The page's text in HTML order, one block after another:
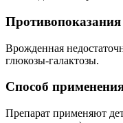
Противопоказания
Врожденная
глюкозы-галактозы.
Способ
Препарат применяют